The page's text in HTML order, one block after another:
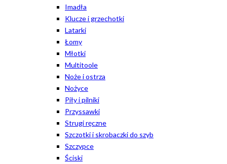
Imadła
Klucze i grzechotki
Latarki
Łomy
Młotki
Multitoole
Noże i ostrza
Nożyce
Piły i pilniki
Przyssawki
Strugi ręczne
Szczotki i skrobaczki do szyb
Szczypce
Ściski